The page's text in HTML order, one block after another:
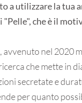
a utilizzare la tua
che è il
avvenuto nel
che mette in
secretate e
per quanto